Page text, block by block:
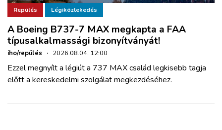
Repülés Légiközlekedés
A Boeing B737-7 MAX megkapta a FAA
típusalkalmassági bizonyítványát!
iho/repülés · 2026.08.04. 12:00
Ezzel megnyílt a légiút a 737 MAX család legkisebb tagja
előtt a kereskedelmi szolgálat megkezdéséhez.